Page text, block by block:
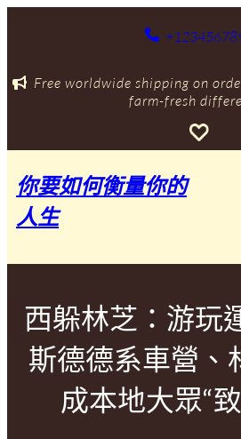
內
Free worldwide shipping on
farm-fresh
你要如何衡量你的
人生
西躲林芝：游玩
斯德德系車營、
成本地大眾“